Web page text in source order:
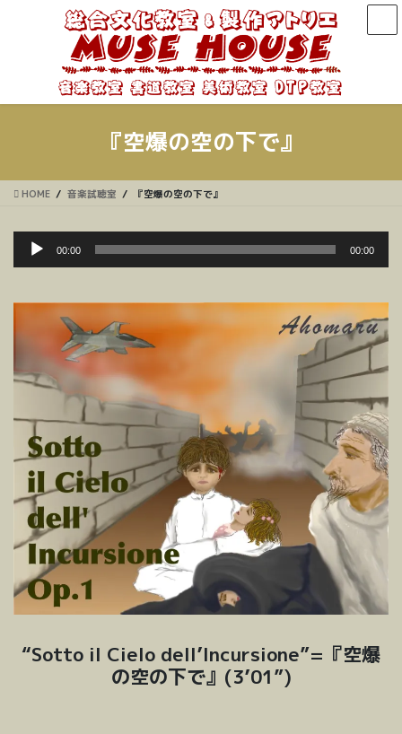
に
ョ
動
『空爆の空の下で』
HOME 音楽試聴室 『空爆の空の下で』
ヤ
00:00 00:00
“Sotto il Cielo dell’Incursione”=『空爆
の空の下で』(3’01”)